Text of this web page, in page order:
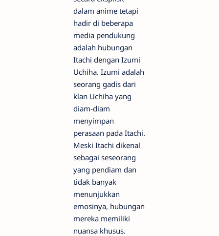
dalam anime tetapi
hadir di beberapa
media pendukung
adalah hubungan
Itachi dengan Izumi
Uchiha. Izumi adalah
seorang gadis dari
klan Uchiha yang
diam-diam
menyimpan
perasaan pada Itachi.
Meski Itachi dikenal
sebagai seseorang
yang pendiam dan
tidak banyak
menunjukkan
emosinya, hubungan
mereka memiliki
nuansa khusus.